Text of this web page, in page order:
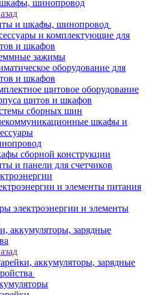
шинопровод
и шкафы, шинопровод
и комплектующие для
и шкафов
зажимы
оборудование для
и шкафов
щитовое оборудование
щитов и шкафов
сборных шин
шкафы и
сборной конструкции
и панели для счетчиков
и элементы питания
электроэнергии и элементы
аккумуляторы, зарядные
аккумуляторы, зарядные